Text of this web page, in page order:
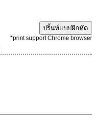
ปริ้นท์แบบฝึกหัด
*print support Chrome browser